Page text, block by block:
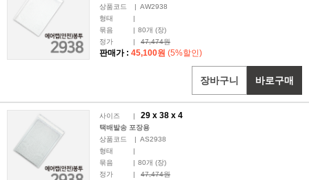
상품코드
AW2938
형태
묶음
80개 (장)
정가
47,474원
판매가 : 45,100원 (5%할인)
바로구매
장바구니
사이즈 29 x 38 x 4
택배발송 포장용
상품코드
AS2938
형태
묶음
80개 (장)
정가
47,474원